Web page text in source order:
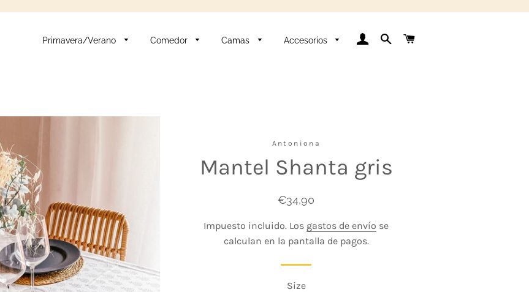
Primavera/Verano Comedor Camas Accesorios IngresarBuscarCarrito
Antoniona
Mantel Shanta gris
Precio
Precio
venta
€34,90
Impuesto incluido. Los gastos de envío se
calculan en la pantalla de pagos.
Size